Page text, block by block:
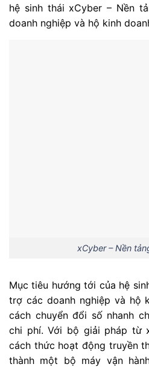
hệ sinh thái xCyber – Nền
doanh nghiệp và hộ kinh
xCyber – Nền
Mục tiêu hướng tới của hệ
trợ các doanh nghiệp và hộ
cách chuyển đổi số nhanh
chi phí. Với bộ giải pháp từ
cách thức hoạt động truyền
thành một bộ máy vận